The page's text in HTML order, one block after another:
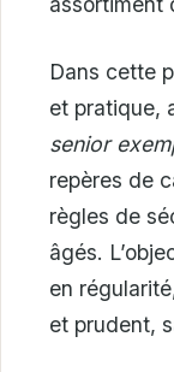
Dans cette
et pratique,
senior
repères de
règles de
âgés.
en
et prudent,